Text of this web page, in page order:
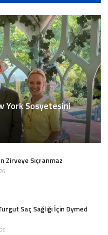
York Sosyetesini
Zirveye Sıçranmaz
Saç Sağlığı İçin Dymed